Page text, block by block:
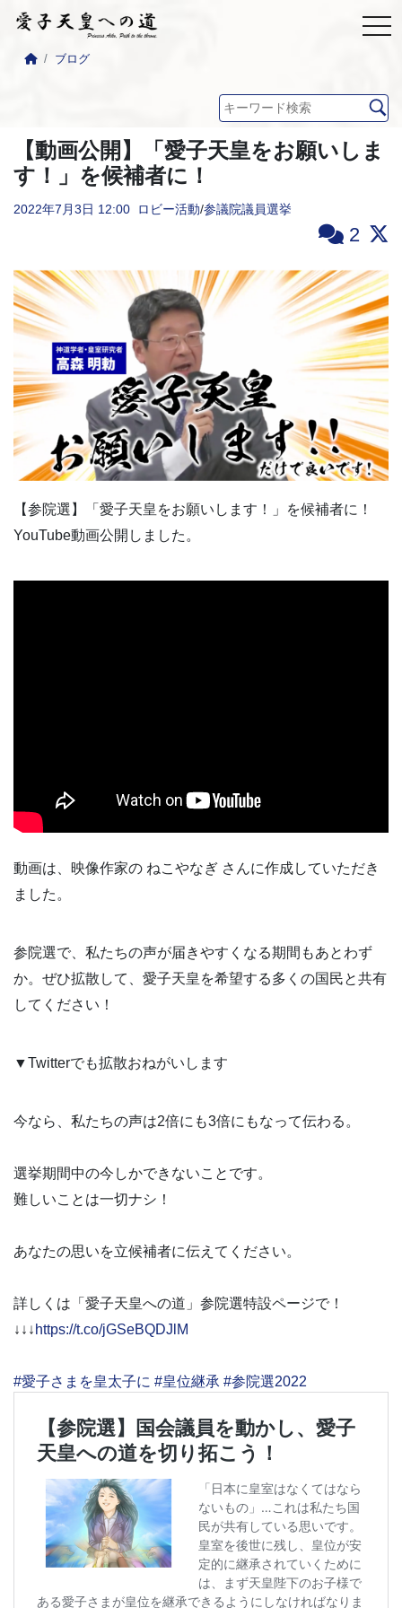
ブログ
【動画公開】「愛子天皇をお願いしま
す！」を候補者に！
2022年7月3日 12:00 ロビー活動/参議院議員選挙
2
【参院選】「愛子天皇をお願いします！」を候補者に！
YouTube動画公開しました。
動画は、映像作家の ねこやなぎ さんに作成していただき
ました。
参院選で、私たちの声が届きやすくなる期間もあとわず
か。ぜひ拡散して、愛子天皇を希望する多くの国民と共有
してください！
▼Twitterでも拡散おねがいします
今なら、私たちの声は2倍にも3倍にもなって伝わる。
選挙期間中の今しかできないことです。
難しいことは一切ナシ！
あなたの思いを立候補者に伝えてください。
詳しくは「愛子天皇への道」参院選特設ページで！
↓↓↓ https://t.co/jGSeBQDJlM
#愛子さまを皇太子に #皇位継承 #参院選2022
— 愛子天皇への道（「愛子天皇論3」7月2日発売！）
(@princess__aiko)July 3, 2022